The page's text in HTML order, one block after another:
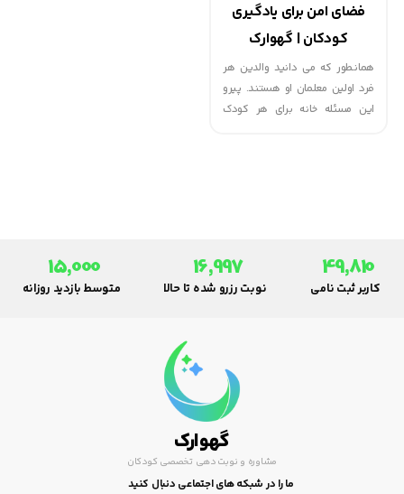
فضای امن برای یادگیری
کودکان | گهوارک
همانطور که می دانید والدین هر
فرد اولین معلمان او هستند. پیرو
این مسئله خانه برای هر کودک
49,810
کاربر ثبت نامی
16,997
نوبت رزرو شده تا حالا
15,000
متوسط بازدید روزانه
گهوارک
مشاوره و نوبت دهی تخصصی کودکان
ما را در شبکه های اجتماعی دنبال کنید